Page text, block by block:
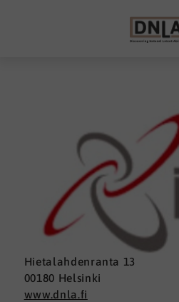
Hietalahdenranta 13
00180 Helsinki
www.dnla.fi